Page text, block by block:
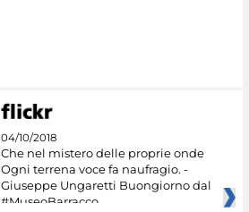
04/10/2018
Che nel mistero delle proprie onde
Ogni terrena voce fa naufragio. -
Giuseppe Ungaretti Buongiorno dal
#MuseoBarracco